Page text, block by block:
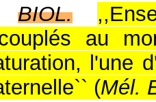
BIOL.
au
l'une
(Mél.